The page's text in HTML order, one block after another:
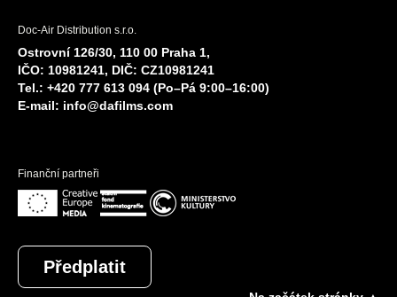
Doc-Air Distribution s.r.o.
Ostrovní 126/30, 110 00 Praha 1,
IČO: 10981241, DIČ: CZ10981241
Tel.: +420 777 613 094 (Po–Pá 9:00–16:00)
E-mail: info@dafilms.com
Finanční partneři
Předplatit